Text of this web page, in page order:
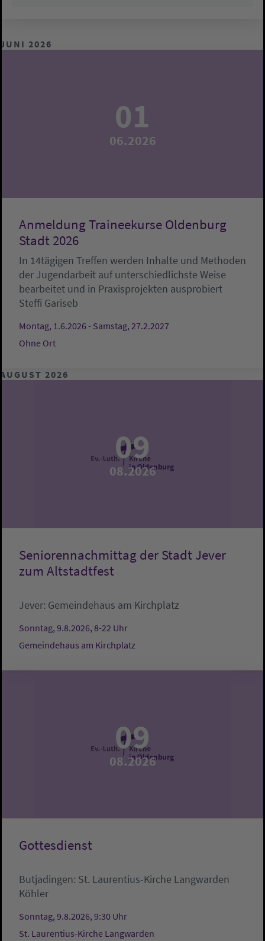
JUNI 2026
01
06.2026
Anmeldung Traineekurse Oldenburg
Stadt 2026
In 14tägigen Treffen werden Inhalte und Methoden
der Jugendarbeit auf unterschiedlichste Weise
bearbeitet und in Praxisprojekten ausprobiert
Steffi Gariseb
Montag, 1.6.2026 - Samstag, 27.2.2027
Ohne Ort
AUGUST 2026
09
08.2026
Seniorennachmittag der Stadt Jever
zum Altstadtfest
Jever: Gemeindehaus am Kirchplatz
Sonntag, 9.8.2026, 8-22 Uhr
Gemeindehaus am Kirchplatz
09
08.2026
Gottesdienst
Butjadingen: St. Laurentius-Kirche Langwarden
Köhler
Sonntag, 9.8.2026, 9:30 Uhr
St. Laurentius-Kirche Langwarden